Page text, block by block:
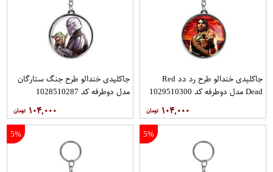
جاکلیدی خندالو طرح رد دد Red
Dead مدل دوطرفه کد 1029510300
۱۰۴,۰۰۰
جاکلیدی خندالو طرح جنگ ستارگان
مدل دوطرفه کد 1028510287
۱۰۴,۰۰۰
5%
5%